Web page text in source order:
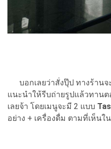
บอกเลยว่าสั่งปุ๊ป ทางร้านจ
แนะนำให้รีบถ่ายรูปแล้วทาน
เลยจ้า โดยเมนูจะมี 2 แบบ
อย่าง + เครื่องดื่ม ตามที่เห็นใ